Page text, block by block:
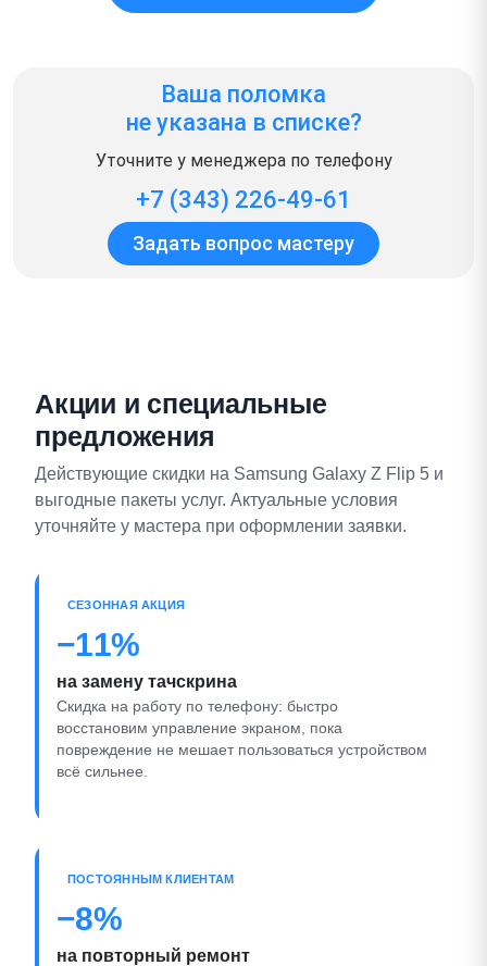
Ваша поломка
не указана в списке?
Уточните у менеджера по телефону
+7 (343) 226-49-61
Задать вопрос мастеру
Акции и специальные
предложения
Действующие скидки на Samsung Galaxy Z Flip 5 и
выгодные пакеты услуг. Актуальные условия
уточняйте у мастера при оформлении заявки.
СЕЗОННАЯ АКЦИЯ
−11%
на замену тачскрина
Скидка на работу по телефону: быстро
восстановим управление экраном, пока
повреждение не мешает пользоваться устройством
всё сильнее.
ПОСТОЯННЫМ КЛИЕНТАМ
−8%
на повторный ремонт